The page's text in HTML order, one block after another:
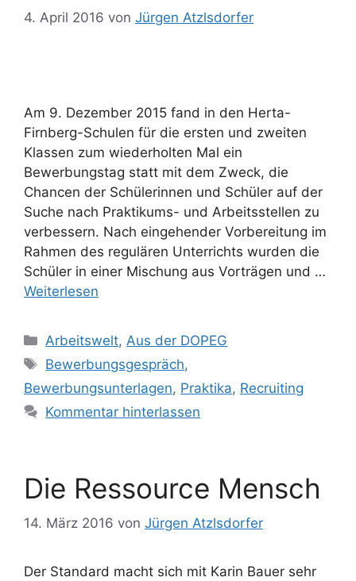
4. April 2016 von Jürgen Atzlsdorfer
Am 9. Dezember 2015 fand in den Herta-
Firnberg-Schulen für die ersten und zweiten
Klassen zum wiederholten Mal ein
Bewerbungstag statt mit dem Zweck, die
Chancen der Schülerinnen und Schüler auf der
Suche nach Praktikums- und Arbeitsstellen zu
verbessern. Nach eingehender Vorbereitung im
Rahmen des regulären Unterrichts wurden die
Schüler in einer Mischung aus Vorträgen und …
Weiterlesen
Kategorien
Arbeitswelt, Aus der DOPEG
Schlagwörter
Bewerbungsgespräch,
Bewerbungsunterlagen, Praktika, Recruiting
Kommentar hinterlassen
Die Ressource Mensch
14. März 2016 von Jürgen Atzlsdorfer
Der Standard macht sich mit Karin Bauer sehr